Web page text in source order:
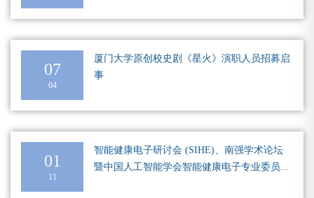
07
04
厦门大学原创校史剧《星火》演职人员招募启
事
01
11
智能健康电子研讨会 (SIHE)、南强学术论坛
暨中国人工智能学会智能健康电子专业委员...